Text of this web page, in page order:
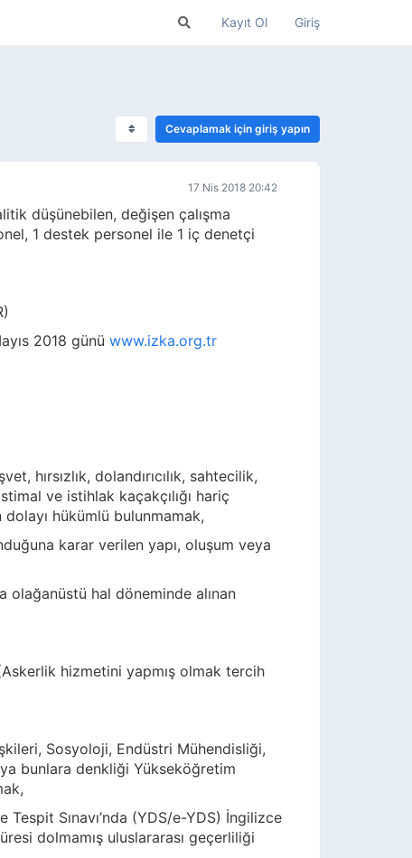
Kayıt Ol Giriş
Cevaplamak için giriş yapın
17 Nis 2018 20:42
düşünebilen, değişen çalışma
1 destek personel ile 1 iç denetçi
2018 günü www.izka.org.tr
hırsızlık, dolandırıcılık, sahtecilik,
ve istihlak kaçakçılığı hariç
dolayı hükümlü bulunmamak,
karar verilen yapı, oluşum veya
olağanüstü hal döneminde alınan
hizmetini yapmış olmak tercih
Sosyoloji, Endüstri Mühendisliği,
bunlara denkliği Yükseköğretim
Sınavı’nda (YDS/e-YDS) İngilizce
dolmamış uluslararası geçerliliği